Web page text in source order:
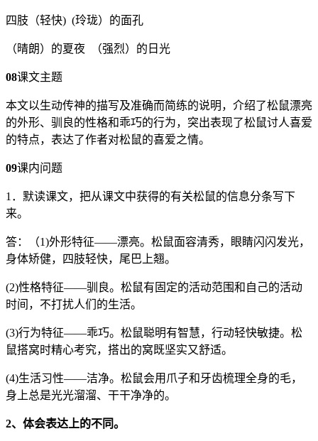
四肢（轻快) (玲珑）的面孔
（晴朗）的夏夜 （强烈）的日光
08课文主题
本文以生动传神的描写及准确而简练的说明，介绍了松鼠漂亮
的外形、驯良的性格和乖巧的行为，突出表现了松鼠讨人喜爱
的特点，表达了作者对松鼠的喜爱之情。
09课内问题
1．默读课文，把从课文中获得的有关松鼠的信息分条写下
来。
答：（1)外形特征——漂亮。松鼠面容清秀，眼睛闪闪发光，
身体矫健，四肢轻快，尾巴上翘。
(2)性格特征——驯良。松鼠有固定的活动范围和自己的活动
时间，不打扰人们的生活。
(3)行为特征——乖巧。松鼠聪明有智慧，行动轻快敏捷。松
鼠搭窝时精心考究，搭出的窝既坚实又舒适。
(4)生活习性——洁净。松鼠会用爪子和牙齿梳理全身的毛，
身上总是光光溜溜、干干净净的。
2、体会表达上的不同。